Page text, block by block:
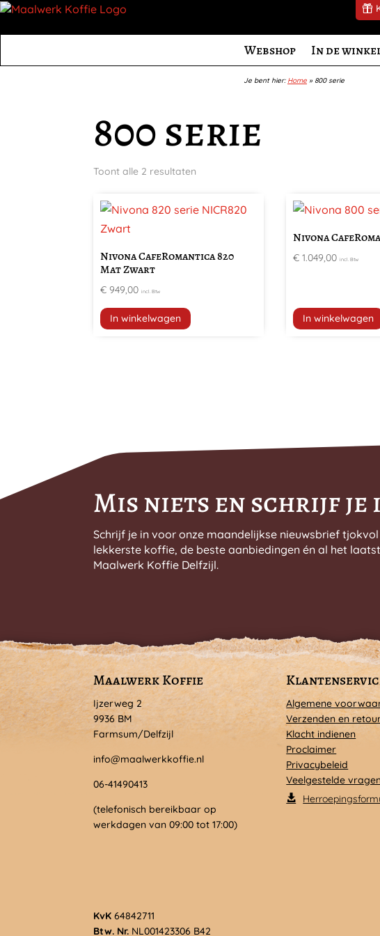
Webshop In de
Je bent hier: Home » 800 serie
800 serie
Toont alle 2 resultaten
Nivona CafeRomantica 820
Mat Zwart
€ 949,00 incl. Btw
In winkelwagen
Nivona
€ 1.049,00 incl. Btw
In winkelwagen
Mis niets en schrijf je
Schrijf je in voor onze maandelijkse nieuwsbrief
lekkerste koffie, de beste aanbiedingen én al het
Maalwerk Koffie Delfzijl.
Maalwerk Koffie
Ijzerweg 2
9936 BM
Farmsum/Delfzijl
info@maalwerkkoffie.nl
06-41490413
(telefonisch bereikbaar op
werkdagen van 09:00 tot 17:00)
Algemene
Verzenden en
Klacht indienen
Proclaimer
Privacybeleid
Veelgestelde
KvK 64842711
Btw. Nr. NL001423306 B42